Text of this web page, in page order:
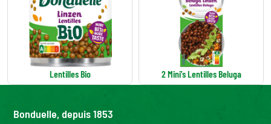
Lentilles Bio 2 Mini's Lentilles Beluga
Bonduelle, depuis 1853